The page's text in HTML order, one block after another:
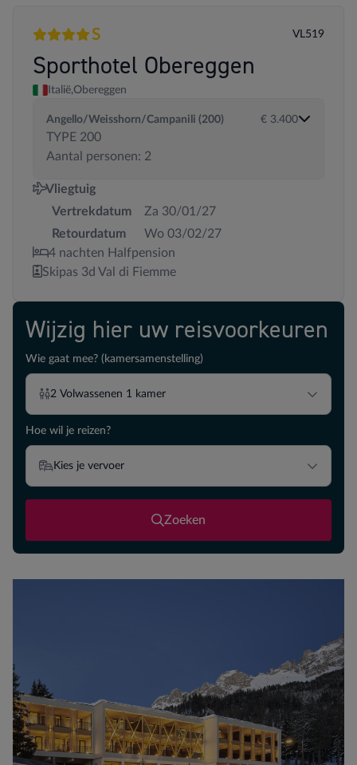
4 sterrenSuperior
S VL519
Sporthotel Obereggen
Italië,Obereggen
Angello/Weisshorn/Campanili (200)
TYPE 200
Aantal personen: 2
€ 3.400
Vliegtuig
Vertrekdatum
Za 30/01/27
Retourdatum
Wo 03/02/27
4 nachten Halfpension
Skipas 3d Val di Fiemme
Wijzig hier uw reisvoorkeuren
Wie gaat mee? (kamersamenstelling)
2 Volwassenen 1 kamer
Hoe wil je reizen?
Kies je vervoer
Zoeken